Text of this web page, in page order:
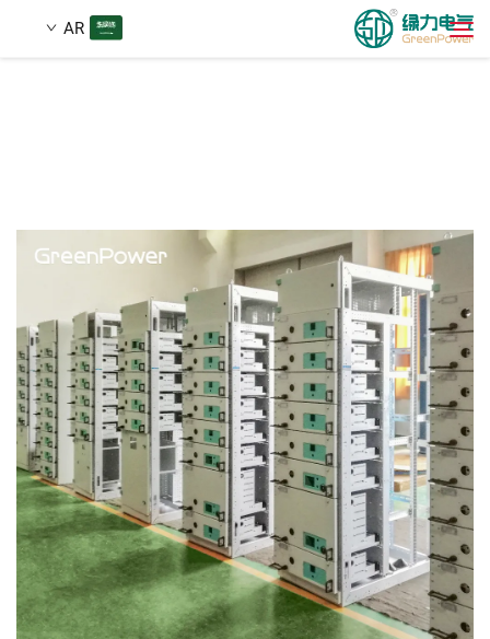
AR
معلومات عنا
حلول
تنزيل
اتصل بنا